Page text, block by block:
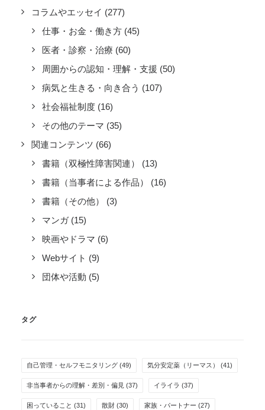
コラムやエッセイ (277)
仕事・お金・働き方 (45)
医者・診察・治療 (60)
周囲からの認知・理解・支援 (50)
病気と生きる・向き合う (107)
社会福祉制度 (16)
その他のテーマ (35)
関連コンテンツ (66)
書籍（双極性障害関連）
(13)
書籍（当事者による作品）
(16)
書籍（その他）
(3)
マンガ (15)
映画やドラマ (6)
Webサイト (9)
団体や活動 (5)
タグ
自己管理・セルフモニタリング (49) 気分安定薬（リーマス） (41)
非当事者からの理解・差別・偏見 (37) イライラ (37)
困っていること (31) 散財 (30) 家族・パートナー (27)